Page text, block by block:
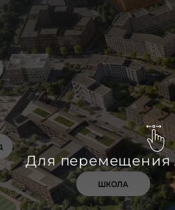
Для перемещения